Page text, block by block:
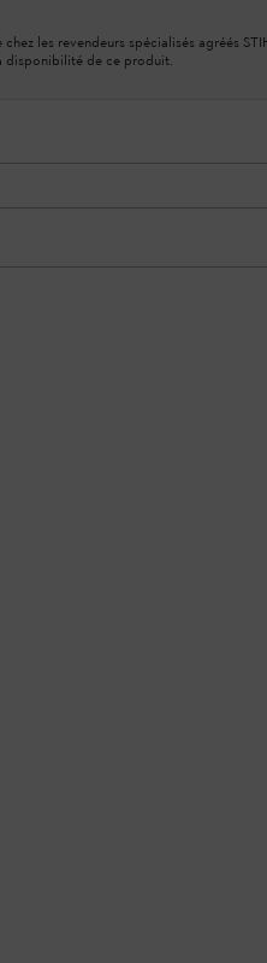
les revendeurs spécialisés agréés
disponibilité de ce produit.